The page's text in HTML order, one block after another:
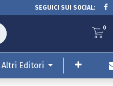
SEGUICI SUI SOCIAL:
0
Altri Editori